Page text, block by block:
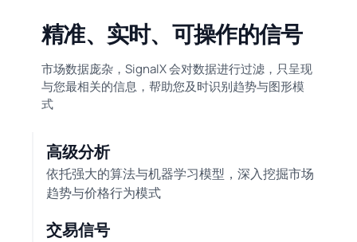
精准、实时、可操作的信号
市场数据庞杂，SignalX 会对数据进行过滤，只呈现
与您最相关的信息，帮助您及时识别趋势与图形模
式
高级分析
依托强大的算法与机器学习模型，深入挖掘市场
趋势与价格行为模式
交易信号